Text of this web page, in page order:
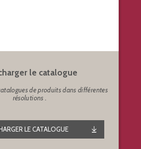
le catalogue
de produits dans différentes
résolutions .
LE CATALOGUE